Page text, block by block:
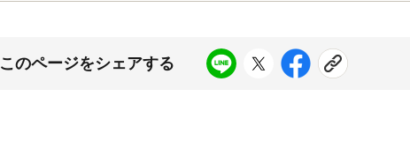
このページをシェアする